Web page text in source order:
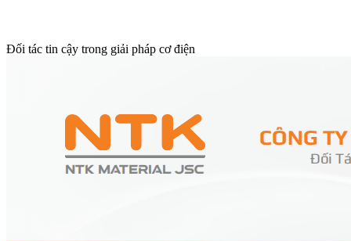
Đối tác tin cậy trong giải pháp cơ điện